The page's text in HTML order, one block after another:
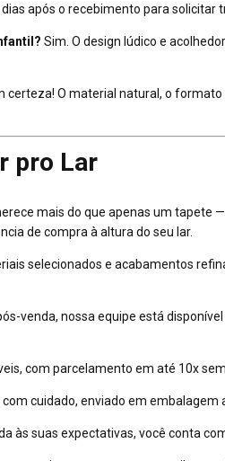
após o recebimento para solicitar
Sim. O design lúdico e
certeza! O material natural, o
pro Lar
mais do que apenas um
de compra à altura do seu lar.
selecionados e acabamentos
venda, nossa equipe está
com parcelamento em até 10x
cuidado, enviado em
às suas expectativas, você conta